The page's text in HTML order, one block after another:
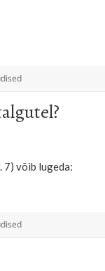
7) võib lugeda:
Humoorikat